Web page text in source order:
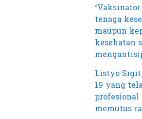
tenaga
maupun
kesehatan
Listyo Sigit
19 yang
memutus